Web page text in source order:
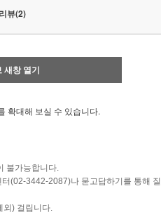
리뷰(2)
새창 열기
확대해 보실 수 있습니다.
불가능합니다.
(02-3442-2087)나 묻고답하기를 통해 질
외) 걸립니다.